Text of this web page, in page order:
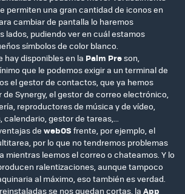
permiten una gran cantidad de iconos en
cambiar de pantalla lo haremos
lados, pudiendo ver en cuál estamos
símbolos de color blanco.
hay disponibles en la Palm Preson,
que le podemos exigir a un terminal de
el gestor de contactos, que ya hemos
Synergy, el gestor de correo electrónico,
reproductores de música y de vídeo,
calendario, gestor de tareas,...
de webOS frente, por ejemplo, el
por lo que no tendremos problemas
mientras leemos el correo o chateamos. Y lo
ralentizaciones, aunque tampoco
al máximo, eso también es verdad.
se nos quedan cortas, la App